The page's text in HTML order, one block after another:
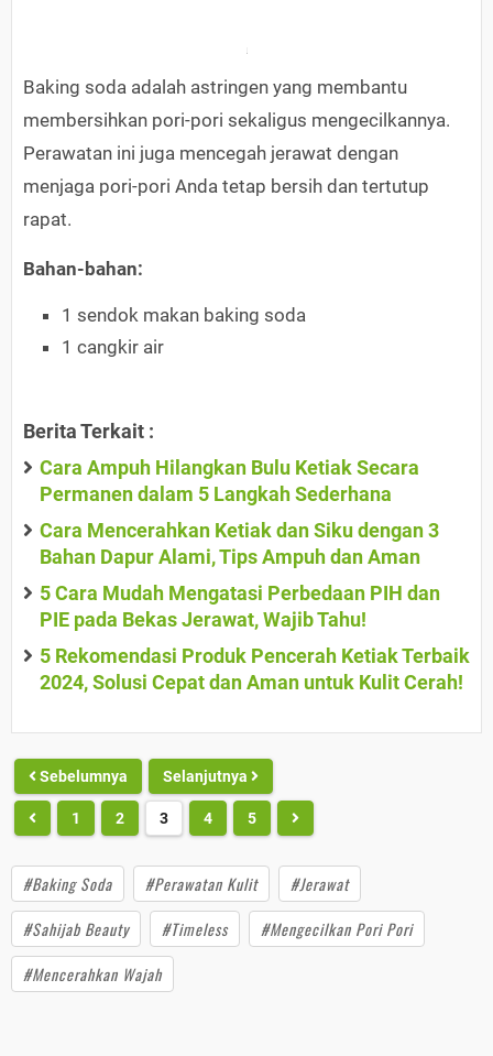
Baking soda adalah astringen yang membantu
membersihkan pori-pori sekaligus mengecilkannya.
Perawatan ini juga mencegah jerawat dengan
menjaga pori-pori Anda tetap bersih dan tertutup
rapat.
Bahan-bahan:
1 sendok makan baking soda
1 cangkir air
Berita Terkait :
Cara Ampuh Hilangkan Bulu Ketiak Secara
Permanen dalam 5 Langkah Sederhana
Cara Mencerahkan Ketiak dan Siku dengan 3
Bahan Dapur Alami, Tips Ampuh dan Aman
5 Cara Mudah Mengatasi Perbedaan PIH dan
PIE pada Bekas Jerawat, Wajib Tahu!
5 Rekomendasi Produk Pencerah Ketiak Terbaik
2024, Solusi Cepat dan Aman untuk Kulit Cerah!
Sebelumnya Selanjutnya
1 2 3 4 5
#Baking Soda #Perawatan Kulit
#Jerawat
#Sahijab Beauty
#Timeless
#Mengecilkan Pori Pori
#Mencerahkan Wajah